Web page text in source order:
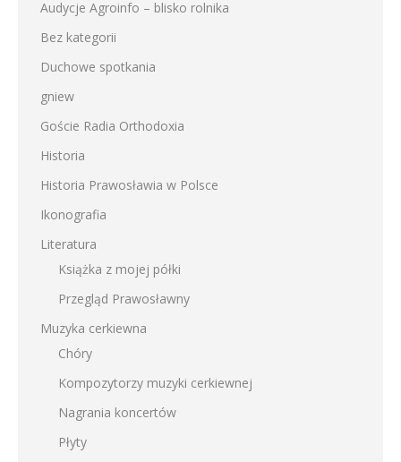
Audycje Agroinfo – blisko rolnika
Bez kategorii
Duchowe spotkania
gniew
Goście Radia Orthodoxia
Historia
Historia Prawosławia w Polsce
Ikonografia
Literatura
Książka z mojej półki
Przegląd Prawosławny
Muzyka cerkiewna
Chóry
Kompozytorzy muzyki cerkiewnej
Nagrania koncertów
Płyty